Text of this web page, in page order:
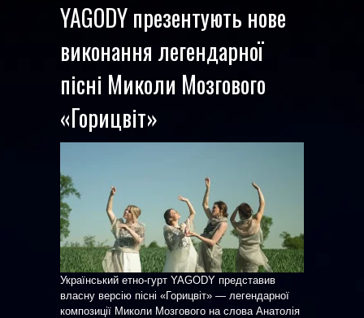
YAGODY презентують нове
виконання легендарної
пісні Миколи Мозгового
«Горицвіт»
Український етно-гурт YAGODY представив
власну версію пісні «Горицвіт» — легендарної
композиції Миколи Мозгового на слова Анатолія